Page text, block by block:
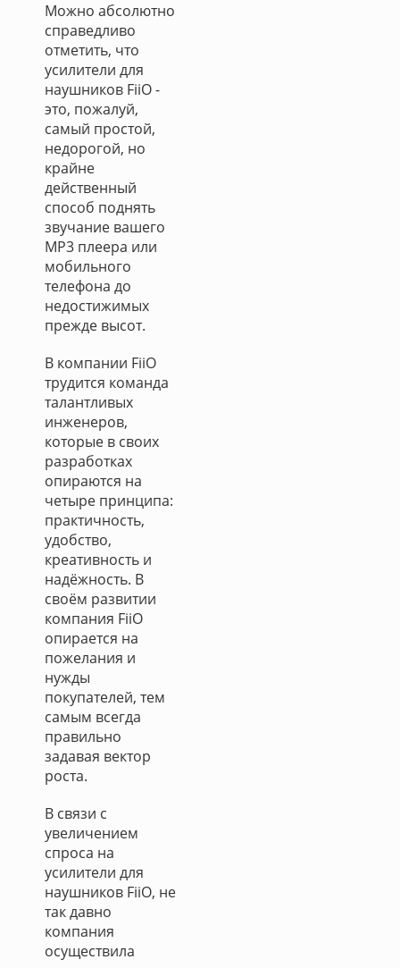
Можно абсолютно
справедливо
отметить, что
усилители для
наушников FiiO -
это, пожалуй,
самый простой,
недорогой, но
крайне
действенный
способ поднять
звучание вашего
MP3 плеера или
мобильного
телефона до
недостижимых
прежде высот.
В компании FiiO
трудится команда
талантливых
инженеров,
которые в своих
разработках
опираются на
четыре принципа:
практичность,
удобство,
креативность и
надёжность. В
своём развитии
компания FiiO
опирается на
пожелания и
нужды
покупателей, тем
самым всегда
правильно
задавая вектор
роста.
В связи с
увеличением
спроса на
усилители для
наушников FiiO, не
так давно
компания
осуществила